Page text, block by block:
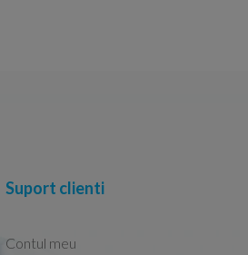
Suport clienti
Contul meu